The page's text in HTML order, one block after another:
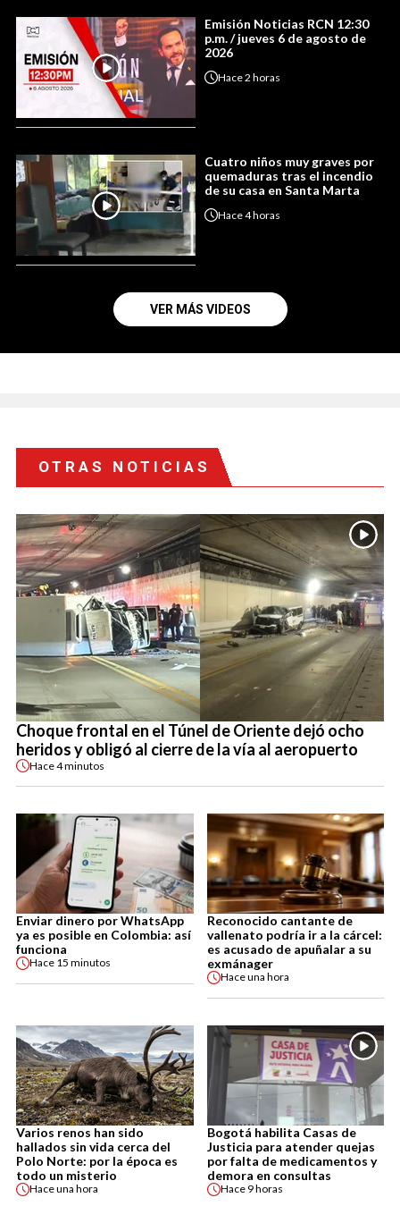
Emisión Noticias RCN 12:30
p.m. / jueves 6 de agosto de
2026
Hace2 horas
Cuatro niños muy graves por
quemaduras tras el incendio
de su casa en Santa Marta
Hace4 horas
VER MÁS VIDEOS
OTRAS NOTICIAS
Choque frontal en el Túnel de Oriente dejó ocho
heridos y obligó al cierre de la vía al aeropuerto
Hace4 minutos
Enviar dinero por WhatsApp
ya es posible en Colombia: así
funciona
Hace 15 minutos
Reconocido cantante de
vallenato podría ir a la cárcel:
es acusado de apuñalar a su
exmánager
Haceuna hora
Varios renos han sido
hallados sin vida cerca del
Polo Norte: por la época es
todo un misterio
Haceuna hora
Bogotá habilita Casas de
Justicia para atender quejas
por falta de medicamentos y
demora en consultas
Hace 9 horas